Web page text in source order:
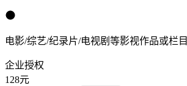
电影/综艺/纪录片/电视剧等影视作品或栏目
企业授权
128元